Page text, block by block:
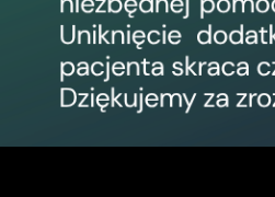
Dzierżawa pomieszczeń